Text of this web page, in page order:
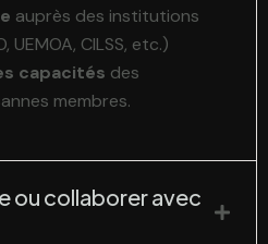
auprès des institutions
UEMOA, CILSS, etc.)
capacités des
membres.
ou collaborer avec